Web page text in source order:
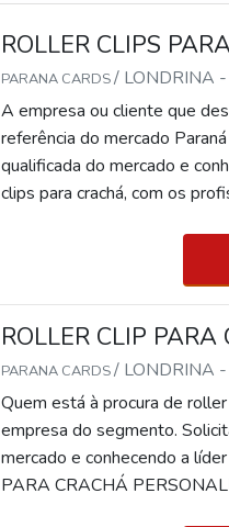
ROLLER CLIPS
PARANA CARDS/ LONDRINA
A empresa ou cliente que
referência do mercado
qualificada do mercado e
clips para crachá, com os
RELEVANTES SOBRE
ROLLER CLIP
PARANA CARDS/ LONDRINA
Quem está à procura de
empresa do segmento.
mercado e conhecendo a
PARA CRACHÁ